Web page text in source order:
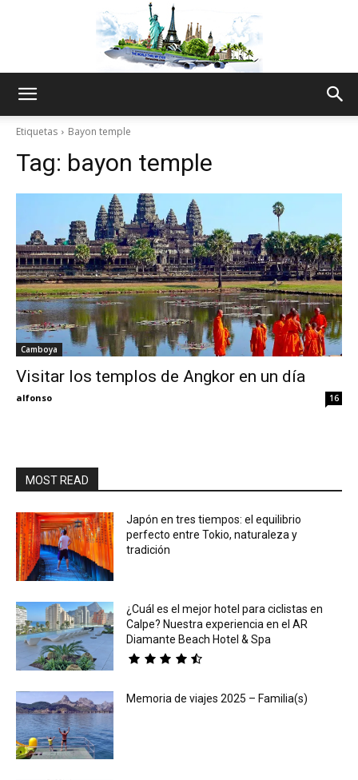
World
Thru
My
Etiquetas Bayon temple
Tag: bayon temple
Camboya
Visitar los templos de Angkor en un día
alfonso 16
MOST READ
Japón en tres tiempos: el equilibrio
perfecto entre Tokio, naturaleza y
tradición
¿Cuál es el mejor hotel para ciclistas en
Calpe? Nuestra experiencia en el AR
Diamante Beach Hotel & Spa
Memoria de viajes 2025 – Familia(s)